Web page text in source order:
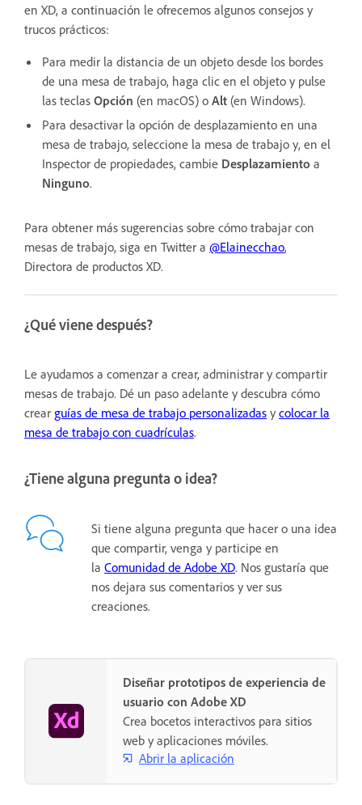
en XD, a continuación le ofrecemos algunos consejos y
trucos prácticos:
Para medir la distancia de un objeto desde los bordes
de una mesa de trabajo, haga clic en el objeto y pulse
las teclas Opción (en macOS) o Alt (en Windows).
Para desactivar la opción de desplazamiento en una
mesa de trabajo, seleccione la mesa de trabajo y, en el
Inspector de propiedades, cambie Desplazamiento a
Ninguno.
Para obtener más sugerencias sobre cómo trabajar con
mesas de trabajo, siga en Twitter a @Elainecchao,
Directora de productos XD.
¿Qué viene después?
Le ayudamos a comenzar a crear, administrar y compartir
mesas de trabajo. Dé un paso adelante y descubra cómo
crear guías de mesa de trabajo personalizadas y colocar la
mesa de trabajo con cuadrículas.
¿Tiene alguna pregunta o idea?
Si tiene alguna pregunta que hacer o una idea
que compartir, venga y participe en
la Comunidad de Adobe XD. Nos gustaría que
nos dejara sus comentarios y ver sus
creaciones.
Diseñar prototipos de experiencia de
usuario con Adobe XD
Crea bocetos interactivos para sitios
web y aplicaciones móviles.
Abrir la aplicación